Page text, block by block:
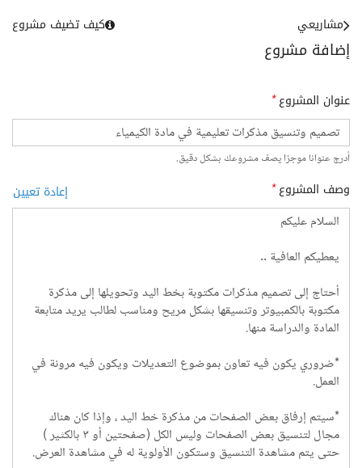
إضافة مشروع
مشاريعي كيف تضيف مشروع
عنوان المشروع*
أدرج عنوانا موجزا يصف مشروعك بشكل دقيق.
وصف المشروع* إعادة تعيين